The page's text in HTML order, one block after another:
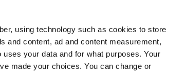
using technology such as cookies to store
and content, ad and content measurement,
your data and for what purposes. Your
made your choices. You can change or
Seklets
kärnkraften